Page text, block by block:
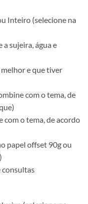
Inteiro (selecione na
sujeira, água e
e que tiver
com o tema, de
com o tema, de acordo
papel offset 90g ou
consultas